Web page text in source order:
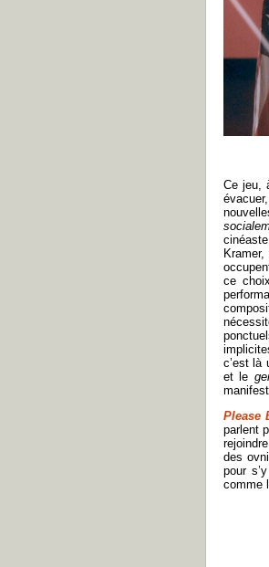
Ce jeu,
ce
c’est là
et le
Please
parlent
des
pour
comme